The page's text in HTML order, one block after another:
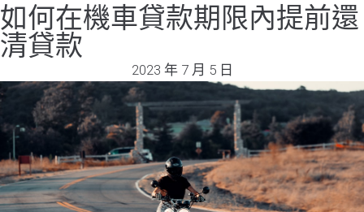
如何在機車貸款期限內提前還
清貸款
2023 年 7 月 5 日